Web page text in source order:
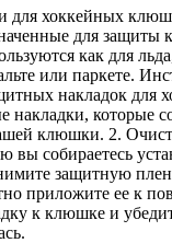
для хоккейных
для защиты
как для
или паркете.
накладок для
накладки, которые
клюшки. 2.
собираетесь
защитную
приложите ее к
к клюшке и